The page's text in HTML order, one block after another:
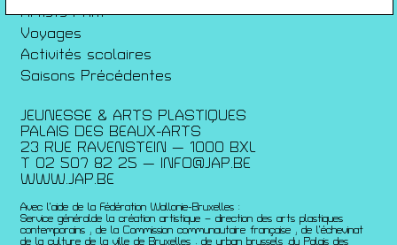
Artists Print
Voyages
Activités scolaires
Saisons Précédentes
JEUNESSE & ARTS PLASTIQUES
PALAIS DES BEAUX-ARTS
23 RUE RAVENSTEIN — 1000 BXL
T 02 507 82 25 —
INFO@JAP.BE
WWW.JAP.BE
Avec l’aide de la Fédération Wallonie-Bruxelles :
Service généralde la création artistique – direction des arts plastiques
contemporains ; de la Commission communautaire française ; de l’échevinat
de la culture de la ville de Bruxelles ; de urban brussels ;du Palais des